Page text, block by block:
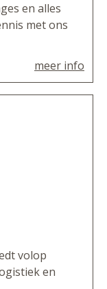
en alles
met ons
meer info
volop
en